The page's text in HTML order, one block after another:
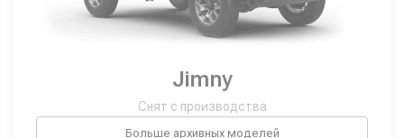
Jimny
Снят с производства
Больше архивных моделей